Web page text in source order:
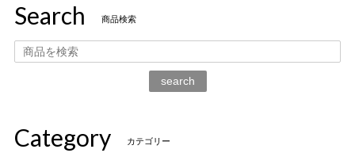
Search 商品検索
search
Category カテゴリー